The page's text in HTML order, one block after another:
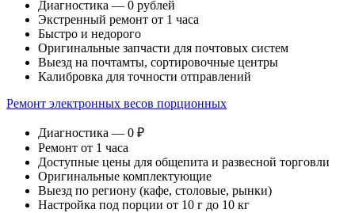
Диагностика — 0 рублей
Экстренный ремонт от 1 часа
Быстро и недорого
Оригинальные запчасти для почтовых систем
Выезд на почтамты, сортировочные центры
Калибровка для точности отправлений
Ремонт электронных весов порционных
Диагностика — 0 ₽
Ремонт от 1 часа
Доступные цены для общепита и развесной торговли
Оригинальные комплектующие
Выезд по региону (кафе, столовые, рынки)
Настройка под порции от 10 г до 10 кг